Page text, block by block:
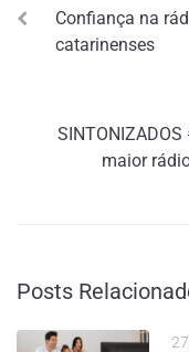
Confiança na
catarinenses
maior
Posts